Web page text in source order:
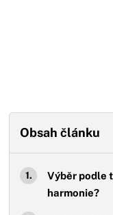
Obsah článku
Výběr podle
harmonie?